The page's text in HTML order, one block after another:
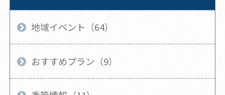
地域イベント（64）
おすすめプラン（9）